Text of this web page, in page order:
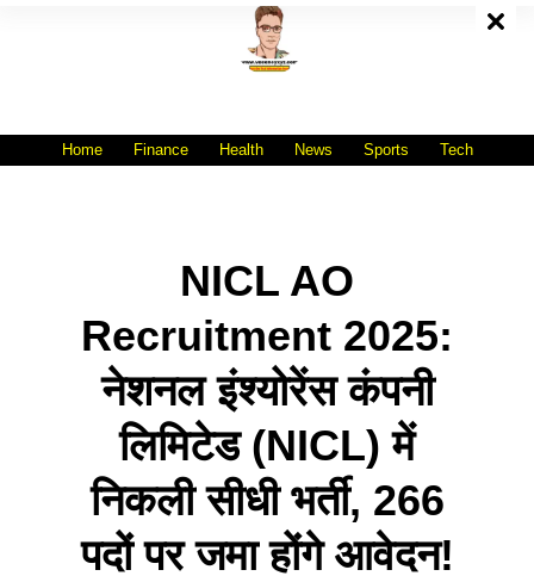
Home Finance Health News Sports Tech
NICL AO
Recruitment 2025:
नेशनल इंश्योरेंस कंपनी
लिमिटेड (NICL) में
निकली सीधी भर्ती, 266
पदों पर जमा होंगे आवेदन!